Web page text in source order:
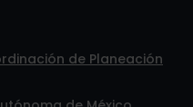
de Planeación